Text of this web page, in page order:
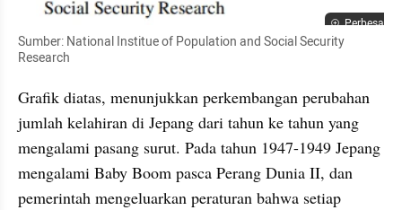
Perbesar
Sumber: National Institue of Population and Social Security
Research
Grafik diatas, menunjukkan perkembangan perubahan
jumlah kelahiran di Jepang dari tahun ke tahun yang
mengalami pasang surut. Pada tahun 1947-1949 Jepang
mengalami Baby Boom pasca Perang Dunia II, dan
pemerintah mengeluarkan peraturan bahwa setiap